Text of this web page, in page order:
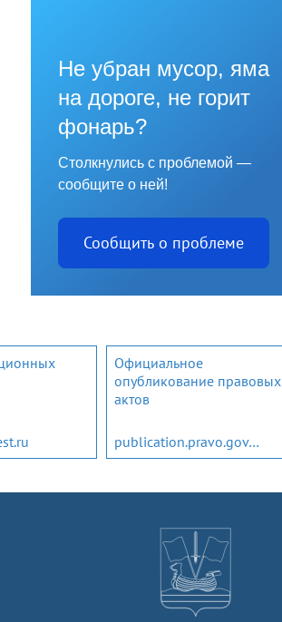
Не убран мусор, яма
на дороге, не горит
фонарь?
Столкнулись с проблемой —
сообщите о ней!
Сообщить о проблеме
Официальное
опубликование правовых
актов
publication.pravo.gov.ru